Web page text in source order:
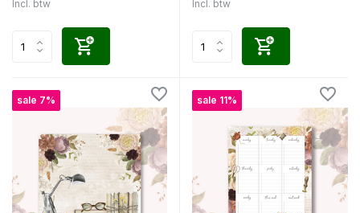
Incl. btw Incl. btw
sale 7% sale 11%